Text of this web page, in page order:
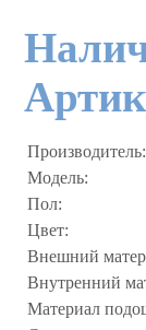
Производитель:
Модель:
Пол:
Цвет:
Внешний
Внутренний
Материал